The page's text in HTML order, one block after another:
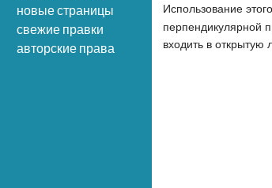
новые страницы
свежие правки
авторские права
Использование
перпендикулярной
входить в открытую